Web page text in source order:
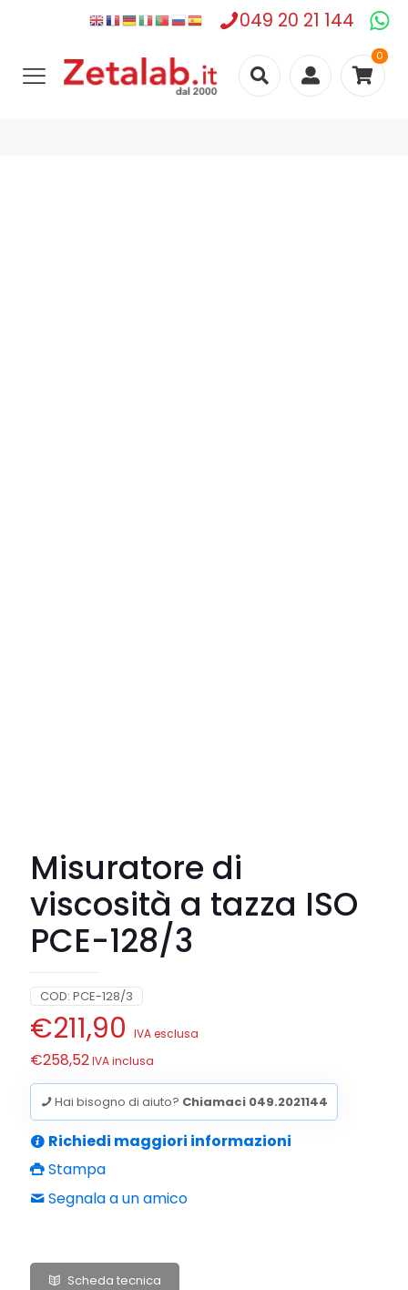
049 20 21 144
0
Misuratore di
viscosità a tazza ISO
PCE-128/3
COD: PCE-128/3
€211,90 IVA esclusa
€258,52IVA inclusa
Hai bisogno di aiuto? Chiamaci 049.2021144
Richiedi maggiori informazioni
Stampa
Segnala a un amico
Scheda tecnica